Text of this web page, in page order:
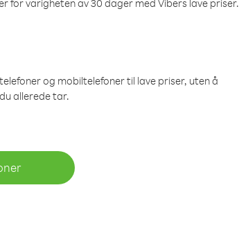
varigheten av 30 dager med Vibers lave priser.
og mobiltelefoner til lave priser, uten å
allerede tar.